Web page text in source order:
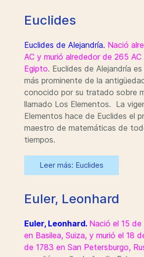
Euclides
Euclides de Alejandría. Nació
AC y murió alrededor de 265 AC
Egipto. Euclides de Alejandría
más prominente de la
conocido por su tratado sobre
llamado Los Elementos. La
Elementos hace de Euclides el
maestro de matemáticas de
tiempos.
Leer más: Euclides
Euler, Leonhard
Euler, Leonhard. Nació el 15 de
en Basilea, Suiza, y murió el 18
de 1783 en San Petersburgo,